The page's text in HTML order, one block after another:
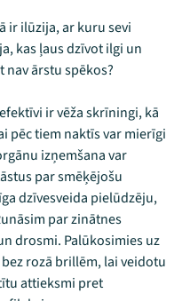
ir ilūzija, ar kuru sevi
kas ļaus dzīvot ilgi un
nav ārstu spēkos?
ir vēža skrīningi, kā
pēc tiem naktīs var mierīgi
izņemšana var
par smēķējošu
dzīvesveida pielūdzēju,
par zinātnes
drosmi. Palūkosimies uz
rozā brillēm, lai veidotu
attieksmi pret